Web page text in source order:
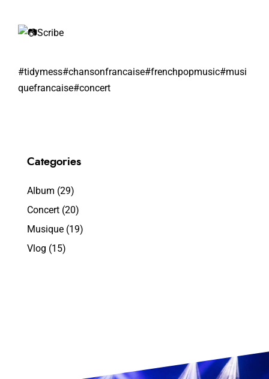
Scribe
#tidymess#chansonfrancaise#frenchpopmusic#musi
quefrancaise#concert
Categories
Album (29)
Concert (20)
Musique (19)
Vlog (15)